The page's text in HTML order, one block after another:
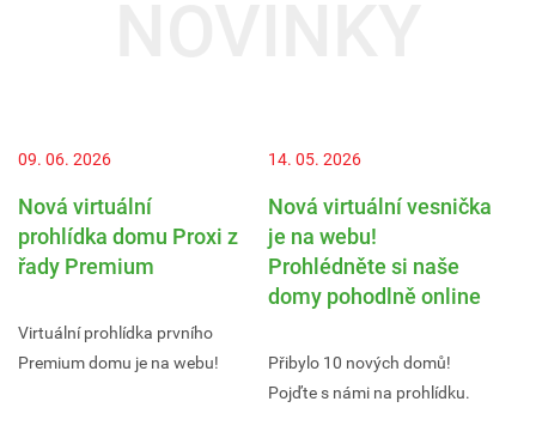
09. 06. 2026
Nová virtuální
prohlídka domu Proxi z
řady Premium
Virtuální prohlídka prvního
Premium domu je na webu!
14. 05. 2026
Nová virtuální vesnička
je na webu!
Prohlédněte si naše
domy pohodlně online
Přibylo 10 nových domů!
Pojďte s námi na prohlídku.